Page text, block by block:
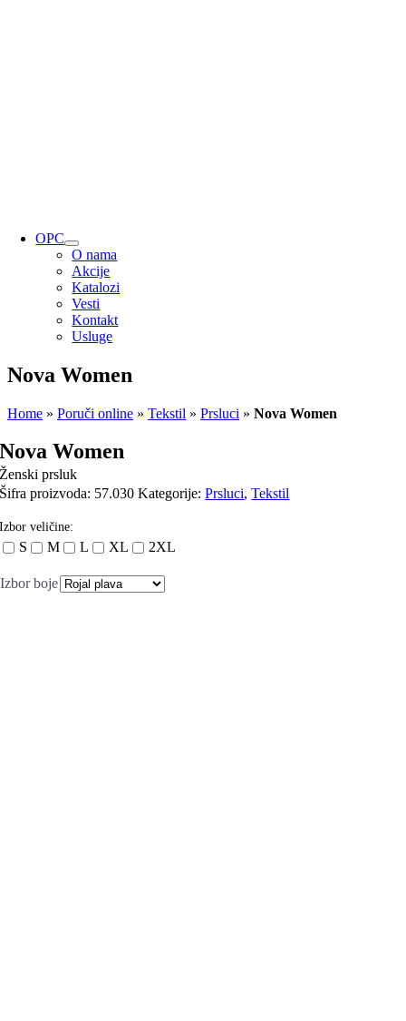
OPC
O nama
Akcije
Katalozi
Vesti
Kontakt
Usluge
Nova Women
Home » Poruči online » Tekstil » Prsluci » Nova Women
Nova Women
Ženski prsluk
Šifra proizvoda: 57.030 Kategorije:Prsluci,Tekstil
Izbor veličine:
S M L XL 2XL
Izbor boje